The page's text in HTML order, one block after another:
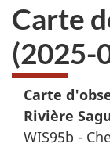
Carte
(2025-
Carte
Rivière
WIS95b -